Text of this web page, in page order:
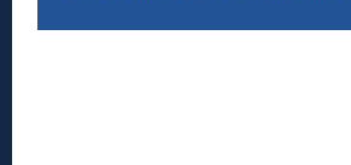
(telefontid man-fredag klokken 10-13)